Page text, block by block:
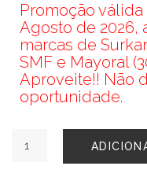
Promoção válida
Agosto de 2026,
marcas de
SMF e Mayoral
Aproveite!! Não
oportunidade.
de